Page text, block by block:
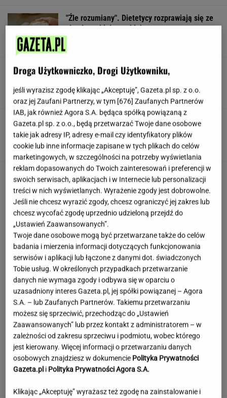
"Źle rozumiany". Dietetycy rozprawiają się ze
złą sławą białego chleba
Nowy ruch w USA. Land Back szybko zyskuje
TOMASZ KILIAN
Polskie korzenie i hollywoodzki dorobek. Mało
kto zna jej historię
Hyży dosadnie odpowiedziała hejterom.
"Skończyła mi się cierpliwość"
Droga Użytkowniczko, Drogi Użytkowniku,
jeśli wyrazisz zgodę klikając „Akceptuję”, Gazeta.pl sp. z o.o.
oraz jej Zaufani Partnerzy, w tym [676] Zaufanych Partnerów
IAB, jak również Agora S.A. będąca spółką powiązaną z
Gazeta.pl sp. z o.o., będą przetwarzać Twoje dane osobowe
takie jak adresy IP, adresy e-mail czy identyfikatory plików
cookie lub inne informacje zapisane w tych plikach do celów
marketingowych, w szczególności na potrzeby wyświetlania
reklam dopasowanych do Twoich zainteresowań i preferencji w
swoich serwisach, aplikacjach i w Internecie lub personalizacji
treści w nich wyświetlanych. Wyrażenie zgody jest dobrowolne.
Jeśli nie chcesz wyrazić zgody, chcesz ograniczyć jej zakres lub
chcesz wycofać zgodę uprzednio udzieloną przejdź do
„Ustawień Zaawansowanych”.
Twoje dane osobowe mogą być przetwarzane także do celów
badania i mierzenia informacji dotyczących funkcjonowania
serwisów i aplikacji lub łączone z danymi dot. świadczonych
Tobie usług. W określonych przypadkach przetwarzanie
danych nie wymaga zgody i odbywa się w oparciu o
uzasadniony interes Gazeta.pl, jej spółki powiązanej – Agora
S.A. – lub Zaufanych Partnerów. Takiemu przetwarzaniu
możesz się sprzeciwić, przechodząc do „Ustawień
Zaawansowanych” lub przez kontakt z administratorem – w
zależności od zakresu sprzeciwu i podmiotu, wobec którego
jest kierowany. Więcej informacji o przetwarzaniu danych
osobowych znajdziesz w dokumencie Polityka Prywatności
Gazeta.pl i Polityka Prywatności Agora S.A.
Klikając „Akceptuję” wyrażasz też zgodę na zainstalowanie i